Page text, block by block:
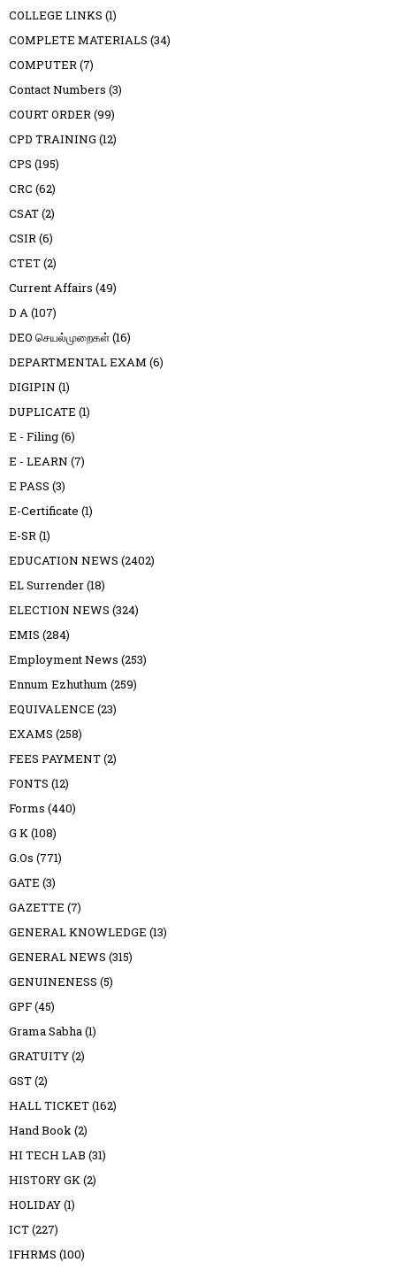
COLLEGE LINKS (1)
COMPLETE MATERIALS (34)
COMPUTER(7)
Contact Numbers (3)
COURT ORDER(99)
CPD TRAINING (12)
CPS (195)
CRC (62)
CSAT(2)
CSIR(6)
CTET(2)
Current Affairs (49)
D A(107)
DEO செயல்முறைகள்(16)
DEPARTMENTAL EXAM (6)
DIGIPIN (1)
DUPLICATE (1)
E - Filing(6)
E - LEARN (7)
E PASS (3)
E-Certificate (1)
E-SR(1)
EDUCATION NEWS (2402)
EL Surrender(18)
ELECTION NEWS (324)
EMIS (284)
Employment News (253)
Ennum Ezhuthum (259)
EQUIVALENCE (23)
EXAMS (258)
FEES PAYMENT(2)
FONTS (12)
Forms (440)
G K(108)
G.Os (771)
GATE (3)
GAZETTE (7)
GENERAL KNOWLEDGE (13)
GENERAL NEWS (315)
GENUINENESS (5)
GPF(45)
Grama Sabha(1)
GRATUITY(2)
GST(2)
HALL TICKET(162)
Hand Book(2)
HI TECH LAB (31)
HISTORY GK(2)
HOLIDAY(1)
ICT(227)
IFHRMS (100)